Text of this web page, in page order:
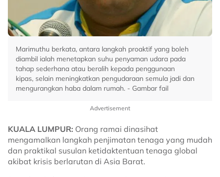
Marimuthu berkata, antara langkah proaktif yang boleh
diambil ialah menetapkan suhu penyaman udara pada
tahap sederhana atau beralih kepada penggunaan
kipas, selain meningkatkan pengudaraan semula jadi dan
mengurangkan haba dalam rumah. - Gambar fail
Advertisement
KUALA LUMPUR: Orang ramai dinasihat
mengamalkan langkah penjimatan tenaga yang mudah
dan praktikal susulan ketidaktentuan tenaga global
akibat krisis berlarutan di Asia Barat.